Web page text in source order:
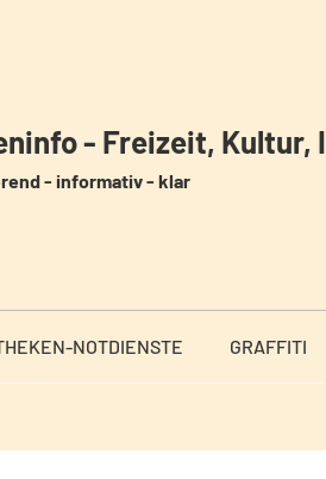
- Freizeit, Kultur,
- informativ - klar
NOTDIENSTE GRAFFITI